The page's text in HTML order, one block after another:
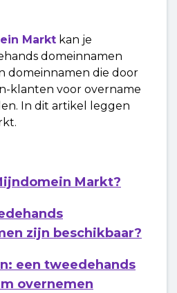
Markt kan je
domeinnamen
domeinnamen die door
klanten voor overname
In dit artikel leggen
Markt?
zijn beschikbaar?
een tweedehands
overnemen